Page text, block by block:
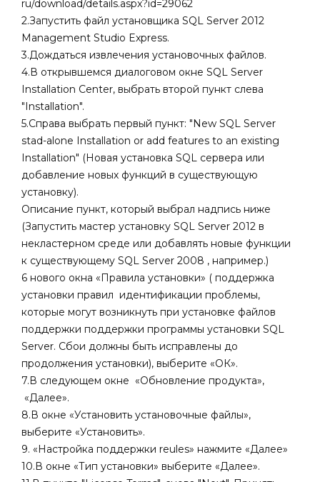
ru/download/details.aspx?id=29062
2.Запустить файл установщика SQL Server 2012
Management Studio Express.
3.Дождаться извлечения установочных файлов.
4.В открывшемся диалоговом окне SQL Server
Installation Center, выбрать второй пункт слева
"Installation".
5.Справа выбрать первый пункт: "New SQL Server
stad-alone Installation or add features to an existing
Installation" (Новая установка SQL сервера или
добавление новых функций в существующую
установку).
Описание пункт, который выбрал надпись ниже
(Запустить мастер установку SQL Server 2012 в
некластерном среде или добавлять новые функции
к существующему SQL Server 2008 , например.)
6 нового окна «Правила установки» ( поддержка
установки правил идентификации проблемы,
которые могут возникнуть при установке файлов
поддержки поддержки программы установки SQL
Server. Сбои должны быть исправлены до
продолжения установки), выберите «ОК».
7.В следующем окне «Обновление продукта»,
«Далее».
8.В окне «Установить установочные файлы»,
выберите «Установить».
9. «Настройка поддержки reules» нажмите «Далее»
10.В окне «Тип установки» выберите «Далее».